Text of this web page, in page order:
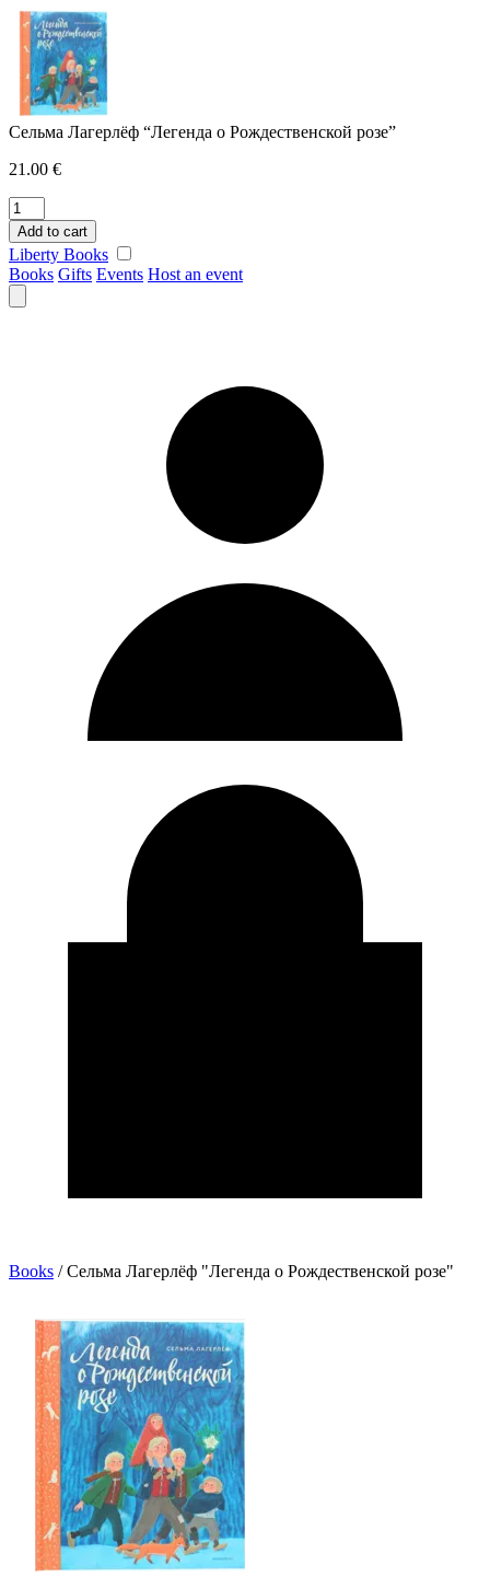
Skip
content
Сельма Лагерлёф “Легенда о Рождественской розе”
21.00 €
Сельма
Лагерлёф
"Легенда
о
Рождественской
розе"
Add to cart
Liberty Books
Books Gifts Events Host an event
Books / Сельма Лагерлёф "Легенда о Рождественской розе"